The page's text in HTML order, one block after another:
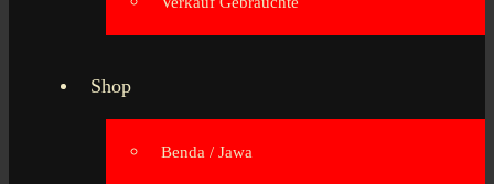
Shop
Benda / Jawa